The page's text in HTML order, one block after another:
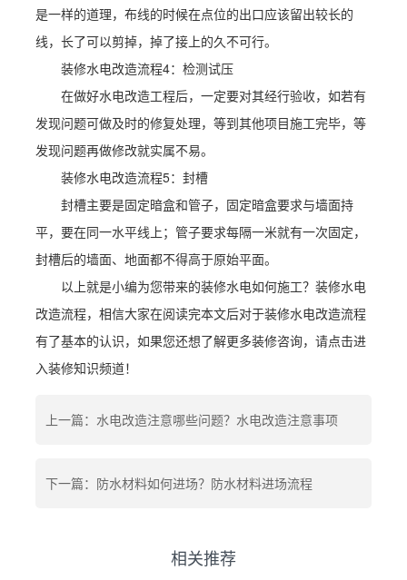
是一样的道理，布线的时候在点位的出口应该留出较长的
线，长了可以剪掉，掉了接上的久不可行。
装修水电改造流程4：检测试压
在做好水电改造工程后，一定要对其经行验收，如若有
发现问题可做及时的修复处理，等到其他项目施工完毕，等
发现问题再做修改就实属不易。
装修水电改造流程5：封槽
封槽主要是固定暗盒和管子，固定暗盒要求与墙面持
平，要在同一水平线上；管子要求每隔一米就有一次固定，
封槽后的墙面、地面都不得高于原始平面。
以上就是小编为您带来的装修水电如何施工？装修水电
改造流程，相信大家在阅读完本文后对于装修水电改造流程
有了基本的认识，如果您还想了解更多装修咨询，请点击进
入装修知识频道！
上一篇：水电改造注意哪些问题？水电改造注意事项
下一篇：防水材料如何进场？防水材料进场流程
相关推荐